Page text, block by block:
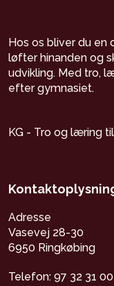
Hos os bliver du
løfter hinanden og
udvikling. Med tro,
efter gymnasiet.
KG - Tro og læring
Adresse
Vasevej 28-30
6950 Ringkøbing
Telefon: 97 32 31 00